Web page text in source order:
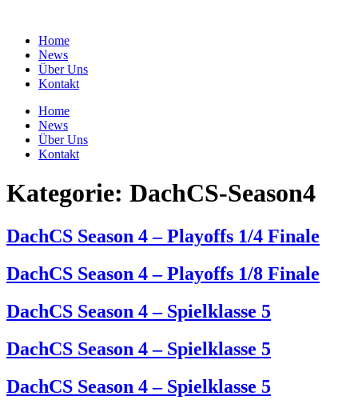
springenHome
News
Über Uns
Kontakt
Home
News
Über Uns
Kontakt
Kategorie: DachCS-Season4
DachCS Season 4 – Playoffs 1/4 Finale
DachCS Season 4 – Playoffs 1/8 Finale
DachCS Season 4 – Spielklasse 5
DachCS Season 4 – Spielklasse 5
DachCS Season 4 – Spielklasse 5